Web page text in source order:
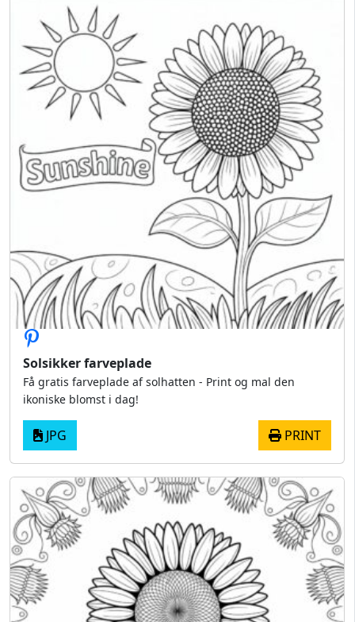
Solsikker farveplade
Få gratis farveplade af solhatten - Print og mal den
ikoniske blomst i dag!
JPG PRINT